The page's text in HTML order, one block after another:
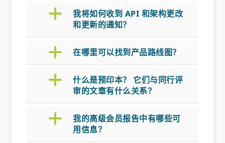
a
我将如何收到 API 和架构更改
和更新的通知？
a 在哪里可以找到产品路线图？
a
什么是预印本？ 它们与同行评
审的文章有什么关系？
a
我的高级会员报告中有哪些可
用信息？